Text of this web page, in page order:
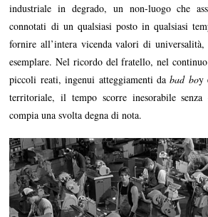
industriale in degrado, un non-luogo che
connotati di un qualsiasi posto in qualsiasi
fornire all’intera vicenda valori di universalità,
esemplare. Nel ricordo del fratello, nel
piccoli reati, ingenui atteggiamenti dabad boy
territoriale, il tempo scorre inesorabile
compia una svolta degna di nota.